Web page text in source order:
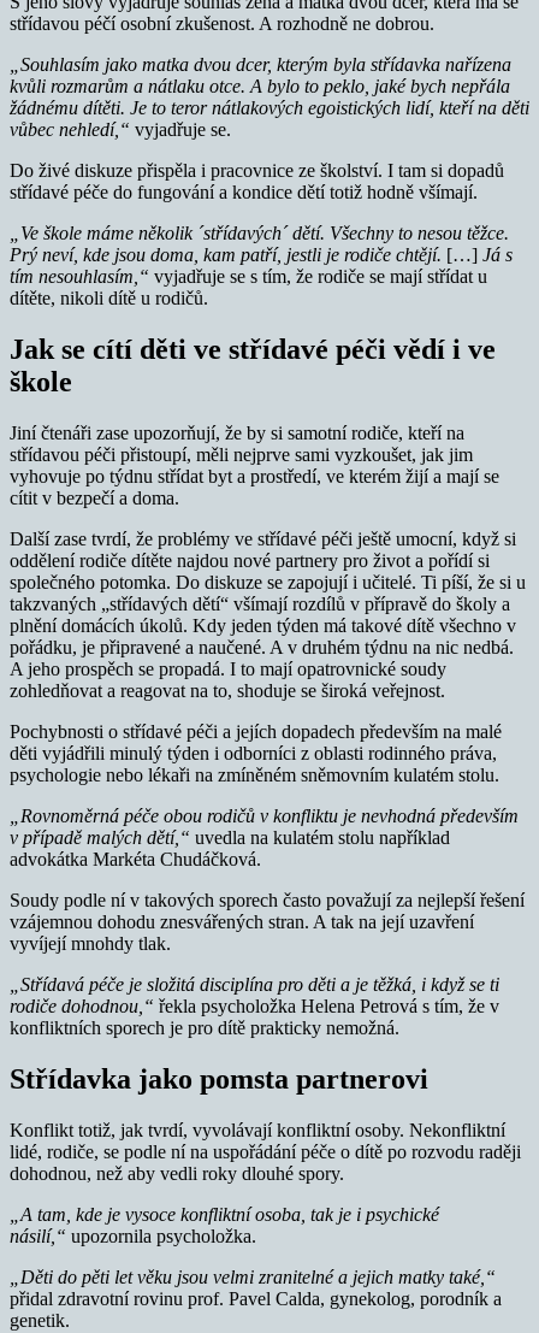
střídavou péčí osobní zkušenost. A rozhodně ne dobrou.
„Souhlasím jako matka dvou dcer, kterým byla střídavka nařízena
kvůli rozmarům a nátlaku otce. A bylo to peklo, jaké bych nepřála
žádnému dítěti. Je to teror nátlakových egoistických lidí, kteří na děti
vůbec nehledí,“ vyjadřuje se.
Do živé diskuze přispěla i pracovnice ze školství. I tam si dopadů
střídavé péče do fungování a kondice dětí totiž hodně všímají.
„Ve škole máme několik ´střídavých´ dětí. Všechny to nesou těžce.
Prý neví, kde jsou doma, kam patří, jestli je rodiče chtějí. […] Já s
tím nesouhlasím,“ vyjadřuje se s tím, že rodiče se mají střídat u
dítěte, nikoli dítě u rodičů.
Jak se cítí děti ve střídavé péči vědí i ve
škole
Jiní čtenáři zase upozorňují, že by si samotní rodiče, kteří na
střídavou péči přistoupí, měli nejprve sami vyzkoušet, jak jim
vyhovuje po týdnu střídat byt a prostředí, ve kterém žijí a mají se
cítit v bezpečí a doma.
Další zase tvrdí, že problémy ve střídavé péči ještě umocní, když si
oddělení rodiče dítěte najdou nové partnery pro život a pořídí si
společného potomka. Do diskuze se zapojují i učitelé. Ti píší, že si u
takzvaných „střídavých dětí“ všímají rozdílů v přípravě do školy a
plnění domácích úkolů. Kdy jeden týden má takové dítě všechno v
pořádku, je připravené a naučené. A v druhém týdnu na nic nedbá.
A jeho prospěch se propadá. I to mají opatrovnické soudy
zohledňovat a reagovat na to, shoduje se široká veřejnost.
Pochybnosti o střídavé péči a jejích dopadech především na malé
děti vyjádřili minulý týden i odborníci z oblasti rodinného práva,
psychologie nebo lékaři na zmíněném sněmovním kulatém stolu.
„Rovnoměrná péče obou rodičů v konfliktu je nevhodná především
v případě malých dětí,“ uvedla na kulatém stolu například
advokátka Markéta Chudáčková.
Soudy podle ní v takových sporech často považují za nejlepší řešení
vzájemnou dohodu znesvářených stran. A tak na její uzavření
vyvíjejí mnohdy tlak.
„Střídavá péče je složitá disciplína pro děti a je těžká, i když se ti
rodiče dohodnou,“ řekla psycholožka Helena Petrová s tím, že v
konfliktních sporech je pro dítě prakticky nemožná.
Střídavka jako pomsta partnerovi
Konflikt totiž, jak tvrdí, vyvolávají konfliktní osoby. Nekonfliktní
lidé, rodiče, se podle ní na uspořádání péče o dítě po rozvodu raději
dohodnou, než aby vedli roky dlouhé spory.
„A tam, kde je vysoce konfliktní osoba, tak je i psychické
násilí,“ upozornila psycholožka.
„Děti do pěti let věku jsou velmi zranitelné a jejich matky také,“
přidal zdravotní rovinu prof. Pavel Calda, gynekolog, porodník a
genetik.